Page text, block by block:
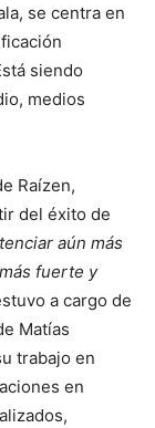
se centra en
siendo
medios
Raízen,
del éxito de
aún más
fuerte y
a cargo de
Matías
trabajo en
en